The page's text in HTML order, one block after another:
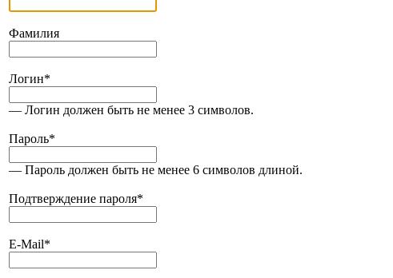
Фамилия
Логин*
— Логин должен быть не менее 3 символов.
Пароль*
— Пароль должен быть не менее 6 символов длиной.
Подтверждение пароля*
E-Mail*